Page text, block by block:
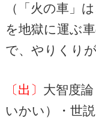
（「火の車」
を地獄に運ぶ
で、やりくり
〔出〕 大智度
いかい）・世説